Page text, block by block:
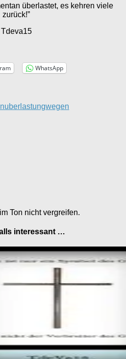
überlastet, es kehren viele
zurück!”
Tdeva15
WhatsApp
uberlastungwegen
Ton nicht vergreifen.
interessant …